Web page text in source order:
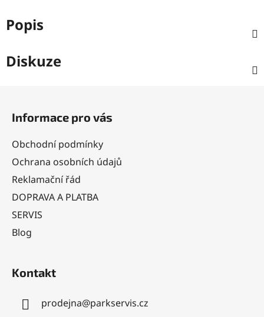
Popis
Diskuze
Informace pro vás
Obchodní podmínky
Ochrana osobních údajů
Reklamační řád
DOPRAVA A PLATBA
SERVIS
Blog
Kontakt
prodejna@parkservis.cz